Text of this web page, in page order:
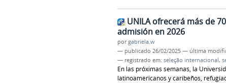
UNILA ofrecerá más de
admisión en 2026
porgabriela.w
— publicado 26/02/2025 — última
— registrado em: seleção internacional,
En las próximas semanas, la
latinoamericanos y caribeños,